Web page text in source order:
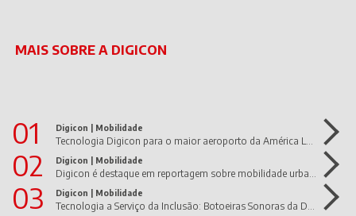
MAIS SOBRE A DIGICON
01 Digicon | Mobilidade
02 Digicon | Mobilidade
03 Digicon | Mobilidade